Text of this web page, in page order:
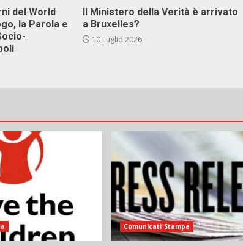
del World
la Parola e
Il Ministero della Verità è arrivato
a Bruxelles?
10 Luglio 2026
Comunicati Stampa